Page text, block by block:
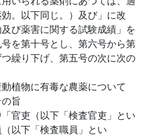
。以下同じ。）及び」に改
び薬害に関する試験成績」を
を第十号とし、第六号から第
繰り下げ、第五号の次に次の
植物に有毒な農薬について
旨
官吏（以下「検査官吏」とい
以下「検査職員」とい